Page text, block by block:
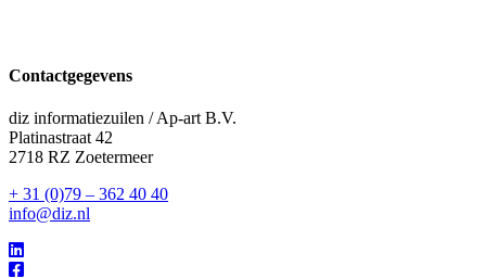
Contactgegevens
diz informatiezuilen / Ap-art B.V.
Platinastraat 42
2718 RZ Zoetermeer
+ 31 (0)79 – 362 40 40
info@diz.nl